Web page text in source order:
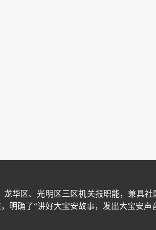
华区、光明区三区机关报职能，兼具
确了“讲好大宝安故事，发出大宝安